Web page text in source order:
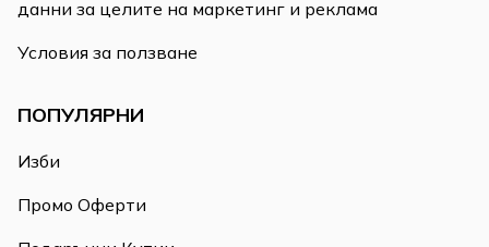
данни за целите на маркетинг и реклама
Условия за ползване
ПОПУЛЯРНИ
Изби
Промо Оферти